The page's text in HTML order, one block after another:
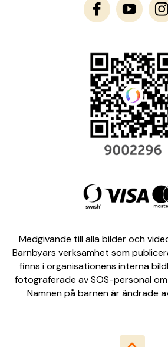
Medgivande till alla bilder och
Barnbyars verksamhet som
finns i organisationens interna
fotograferade av SOS-personal
Namnen på barnen är ändrade